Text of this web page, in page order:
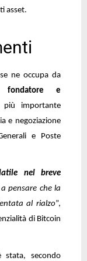
asset.
ne occupa da
fondatore e
importante
e negoziazione
e Poste
nel breve
pensare che la
al rialzo”,
di Bitcoin
stata, secondo